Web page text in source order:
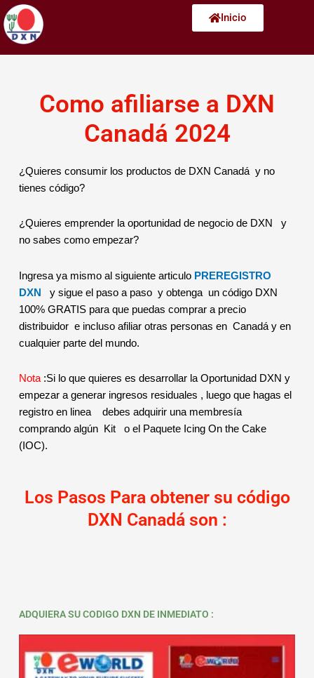
al
contenido
Inicio
Como afiliarse a DXN
Canadá 2024
¿Quieres consumir los productos de DXN Canadá y no
tienes código?
¿Quieres emprender la oportunidad de negocio de DXN y
no sabes como empezar?
Ingresa ya mismo al siguiente articulo PREREGISTRO
DXN
y sigue el paso a paso y obtenga un código DXN
100% GRATIS para que puedas comprar a precio
distribuidor e incluso afiliar otras personas en Canadá y en
cualquier parte del mundo.
Nota :Si lo que quieres es desarrollar la Oportunidad DXN y
empezar a generar ingresos residuales , luego que hagas el
registro en linea debes adquirir una membresía
comprando algún Kit o el Paquete Icing On the Cake
(IOC).
Los Pasos Para obtener su código
DXN Canadá son :
ADQUIERA SU CODIGO DXN DE INMEDIATO :